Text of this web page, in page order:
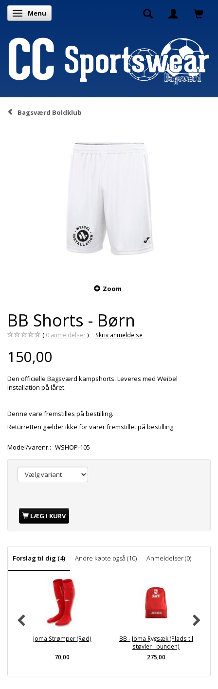
Skifte navigation
Menu
Bagsværd Boldklub
Zoom
BB Shorts - Børn
0 anmeldelser Skriv anmeldelse
150,00
Den officielle Bagsværd kampshorts. Leveres med Weibel
Installation på låret.
Denne vare fremstilles på bestilling.
Returretten gælder ikke for varer fremstillet på bestilling.
Model/varenr.: WSHOP-105
LÆG I KURV
Forslag til dig (4) Andre købte også (10) Anmeldelser (0)
Joma Strømper (Rød)
70,00
BB - Joma Rygsæk (Plads til
støvler i bunden)
275,00